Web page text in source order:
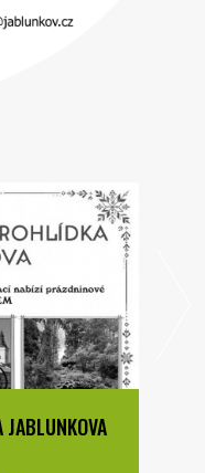
JABLUNKOVA